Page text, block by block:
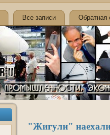
Все записи Обратная
"Жигули"